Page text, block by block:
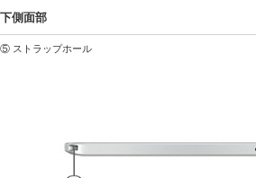
下側面部
⑤ ストラップホール